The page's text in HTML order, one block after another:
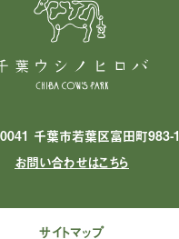
千葉市若葉区富田町983-1
お問い合わせはこちら
サイトマップ